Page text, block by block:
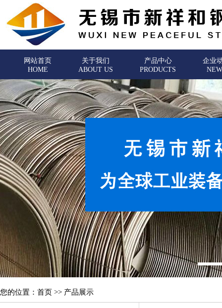
网站首页
HOME
关于我们
ABOUT US
产品中心
PRODUCTS
企业
您的位置：首页 >> 产品展示